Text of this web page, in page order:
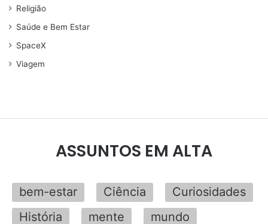
Religião
Saúde e Bem Estar
SpaceX
Viagem
ASSUNTOS EM ALTA
bem-estar Ciência
Curiosidades
História
mente
mundo